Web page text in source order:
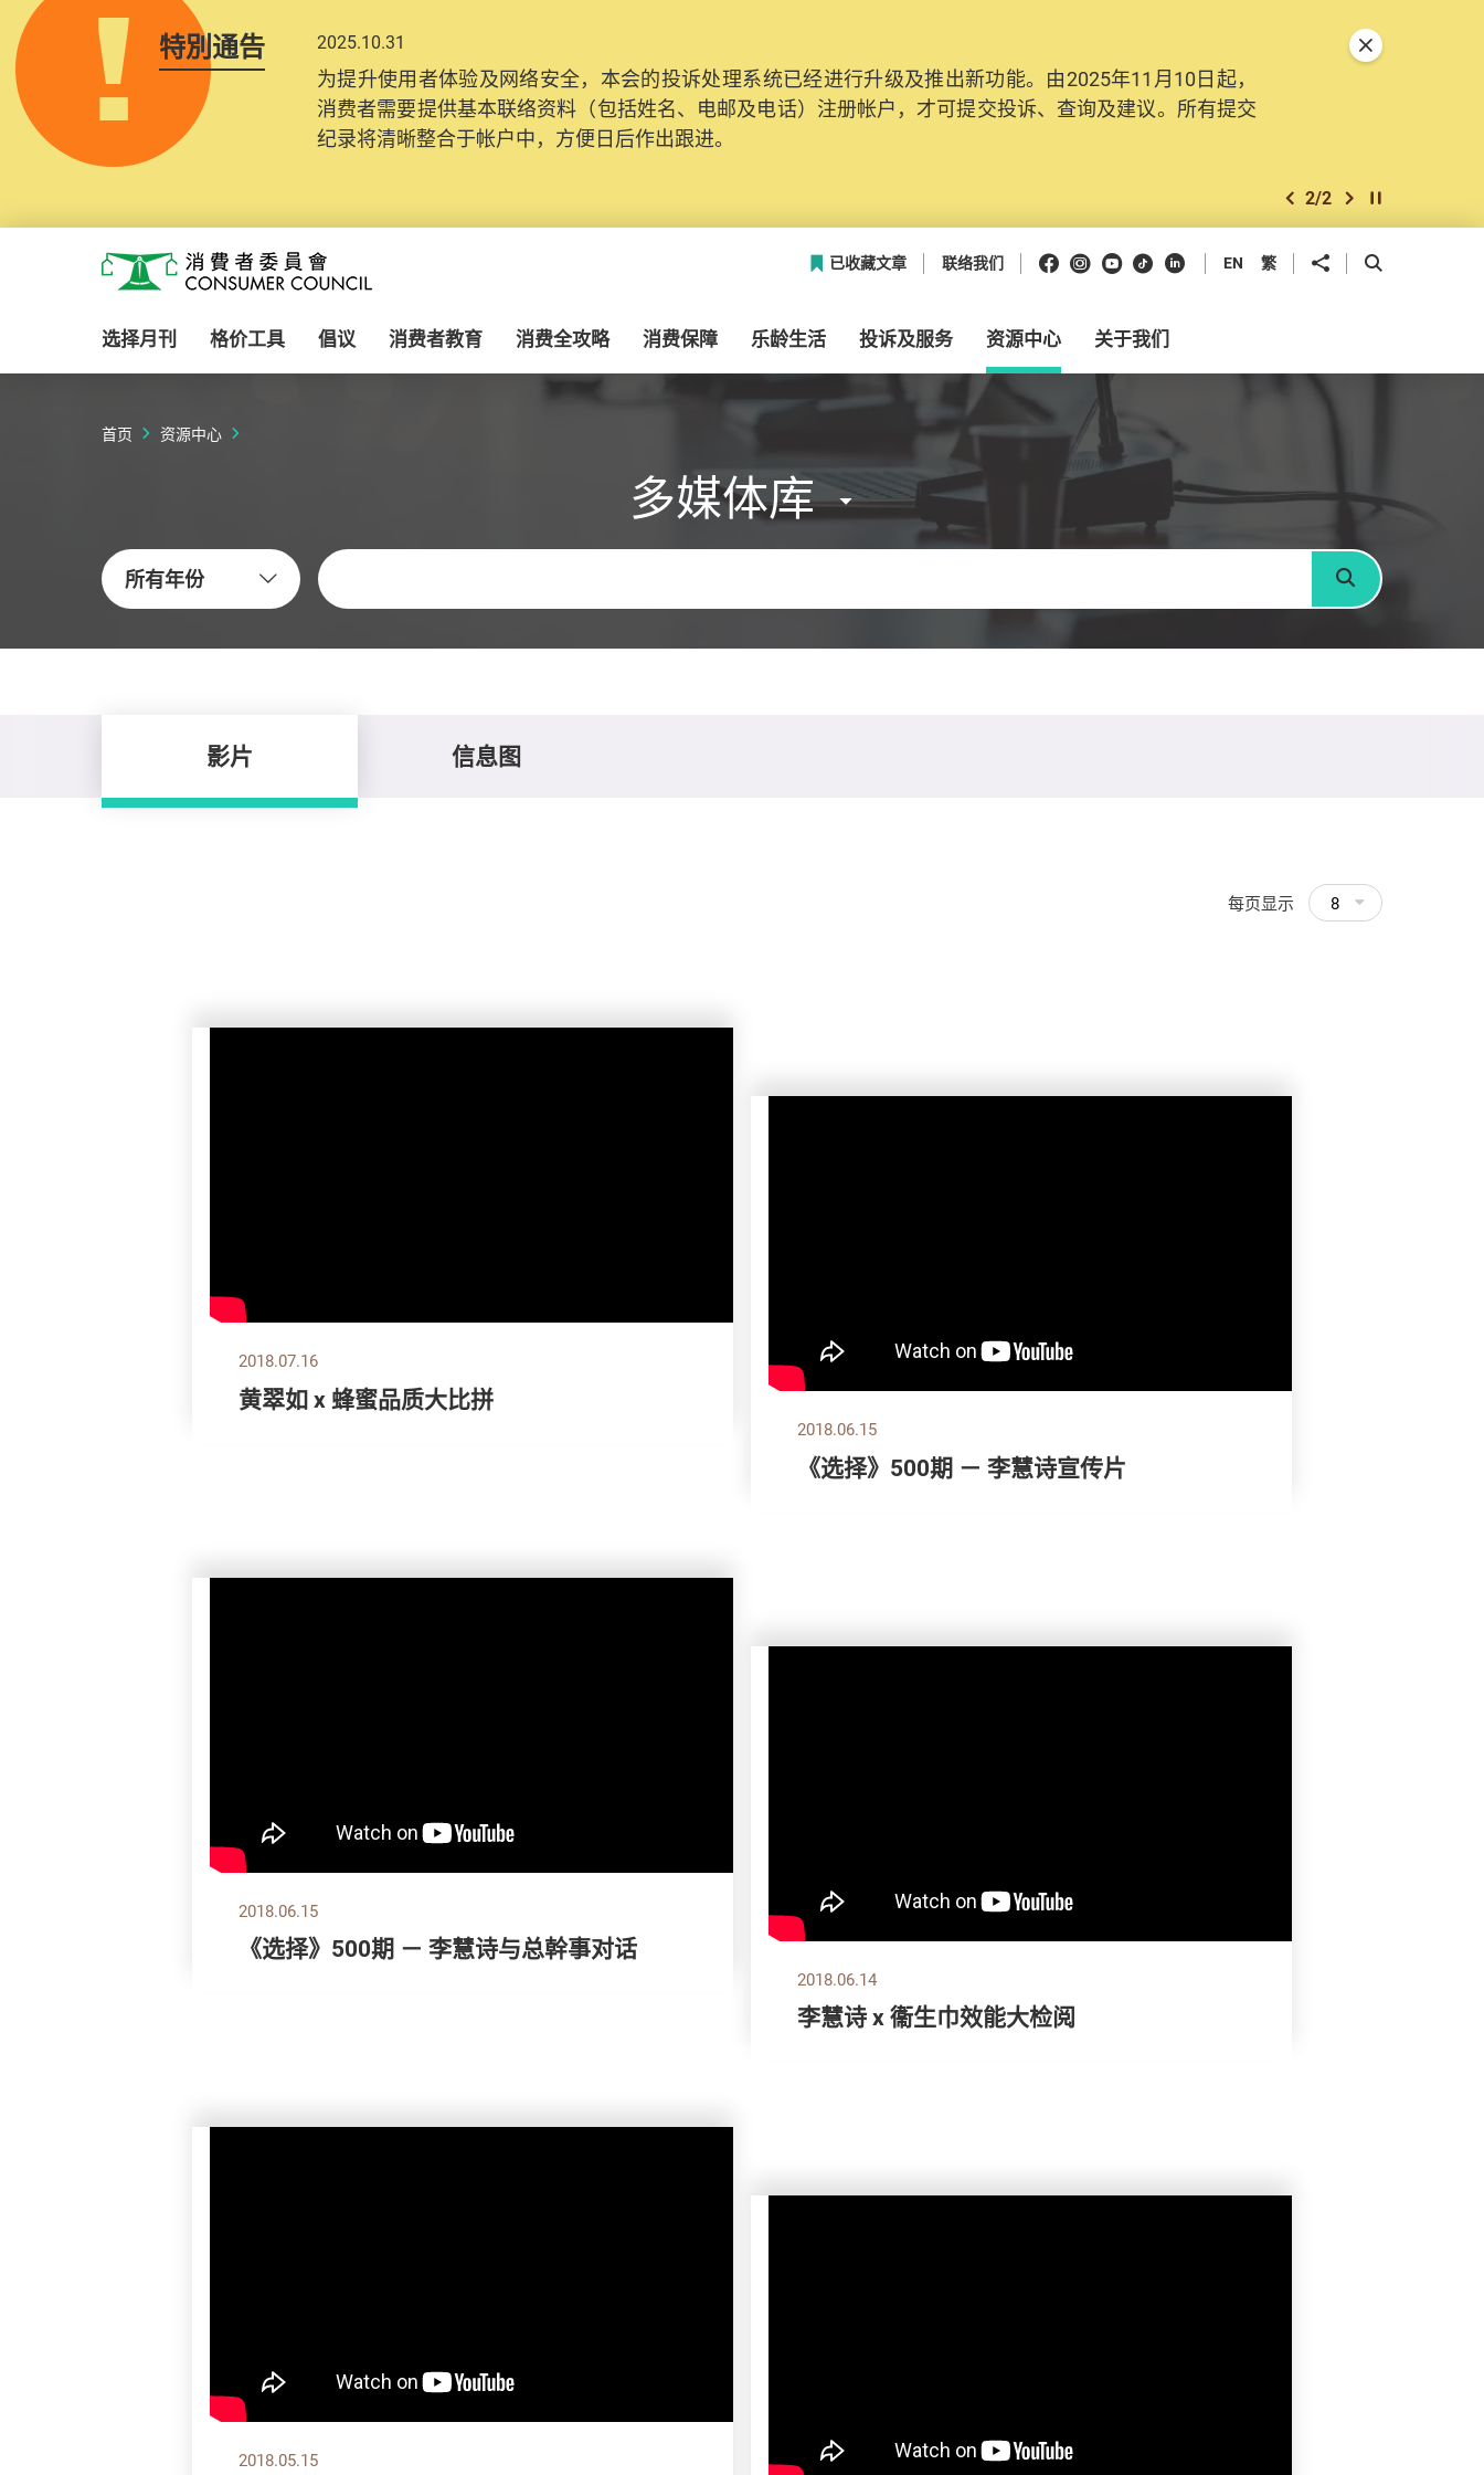
特別通告 2025.10.31
为提升使用者体验及网络安全，本会的投诉处理系统已经进行升级及推出新功能。由2025年11月10日起，
消费者需要提供基本联络资料（包括姓名、电邮及电话）注册帐户，才可提交投诉、查询及建议。所有提交
纪录将清晰整合于帐户中，方便日后作出跟进。
上一个
2/2 下一个开始/暂停幻灯
关闭特別通告
消费者委员会
已收藏文章 联络我们 Facebook
Instagram
Youtube
抖音领英 EN 繁 分享到 开启搜寻框
选择月刊 格价工具 倡议 消费者教育 消费全攻略 消费保障 乐龄生活 投诉及服务 资源中心 关于我们
首页 资源中心
多媒体库
所有年份
关键字
搜寻
影片 信息图
每页显示 8
2018.07.16
黄翠如 x 蜂蜜品质大比拼
2018.06.15
《选择》500期 － 李慧诗宣传片
2018.06.15
《选择》500期 － 李慧诗与总幹事对话
2018.06.14
李慧诗 x 衞生巾效能大检阅
2018.05.15